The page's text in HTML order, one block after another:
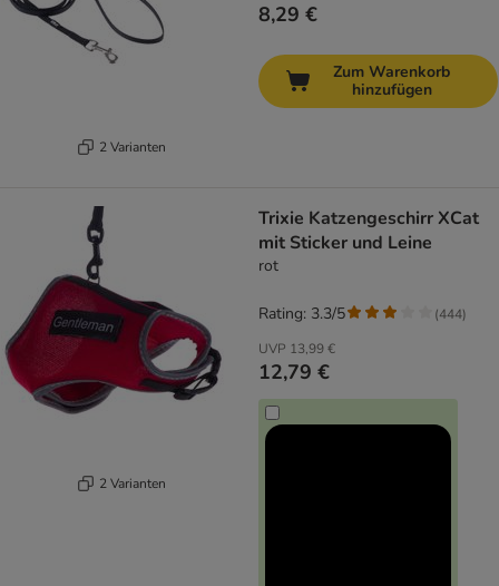
2 Varianten
8,29 €
Zum Warenkorb
hinzufügen
2 Varianten
Trixie Katzengeschirr XCat
mit Sticker und Leine
rot
UVP 13,99 €
12,79 €
Rating: 3.3/5 (444)